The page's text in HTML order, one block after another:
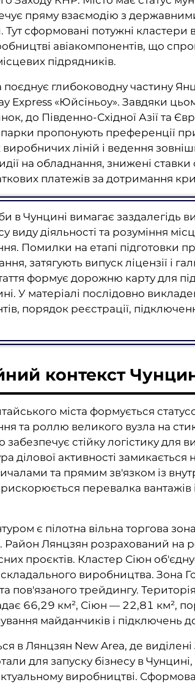
пряму взаємодію з
сформовані потужні кластери в
авіакомпонентів, що
підрядників.
глибоководну частину
Express «Юйсіньоу». Завдяки
до Південно-Східної Азії та
парки пропонують преференції
ліній і ведення
на обладнання, знижені
платежів за дотримання
в Чунцині вимагає заздалегідь
виду діяльності та розуміння
Помилки на етапі підготовки
затягують випуск ліцензії і
формує дорожню карту для
У матеріалі послідовно
порядок реєстрації,
контекст
міста формується
та роллю великого вузла на
стійку логістику для
ділової активності
та прямим зв'язком із
перевалка вантажів
є пілотна вільна торгова
Район Лянцзян розрахований на
проєктів. Кластер Сіюн
складального виробництва. Зона
пов'язаного трейдингу.
66,29 км², Сіюн — 22,81 км²,
майданчиків і підключень
в Лянцзян New Area, де
для запуску бізнесу в
виробництві.